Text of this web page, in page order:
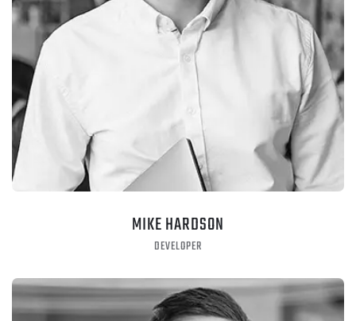
MIKE HARDSON
DEVELOPER